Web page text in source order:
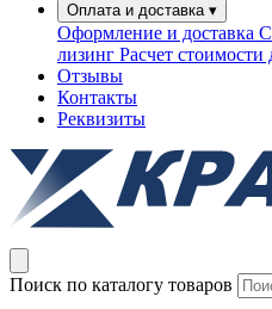
Оплата и доставка ▾
Оформление и доставка
лизинг Расчет стоимости
Отзывы
Контакты
Реквизиты
Поиск по каталогу товаров